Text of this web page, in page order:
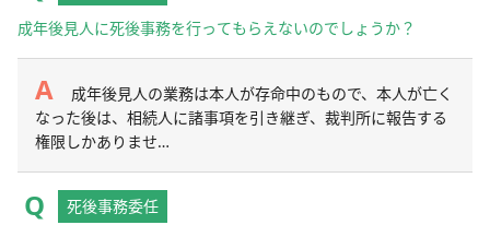
成年後見人に死後事務を行ってもらえないのでしょうか？
成年後見人の業務は本人が存命中のもので、本人が亡く
なった後は、相続人に諸事項を引き継ぎ、裁判所に報告する
権限しかありませ…
死後事務委任